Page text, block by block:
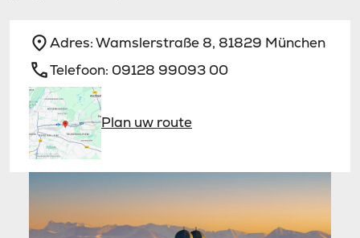
Adres:Wamslerstraße 8, 81829 München
Telefoon: 09128 99093 00
Plan uw route